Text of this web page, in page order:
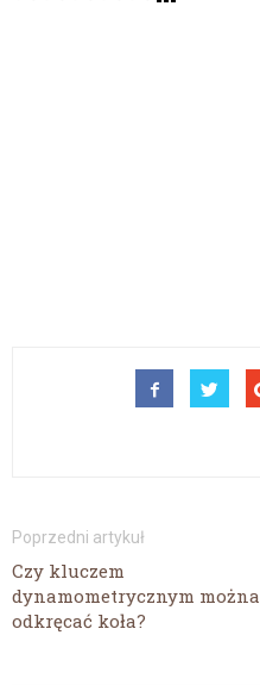
Poprzedni artykuł
Czy kluczem
dynamometrycznym można
odkręcać koła?